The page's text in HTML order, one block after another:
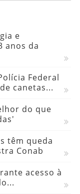
e
anos da
Federal
canetas...
do que
têm queda
Conab
acesso à